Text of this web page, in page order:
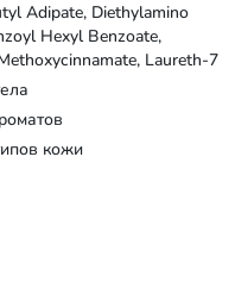
Adipate, Diethylamino
Hexyl Benzoate,
Laureth-7
2
Ethylhexyl
Ethylhexyloxyphenol
Triazine, Lauryl
состав
кожи